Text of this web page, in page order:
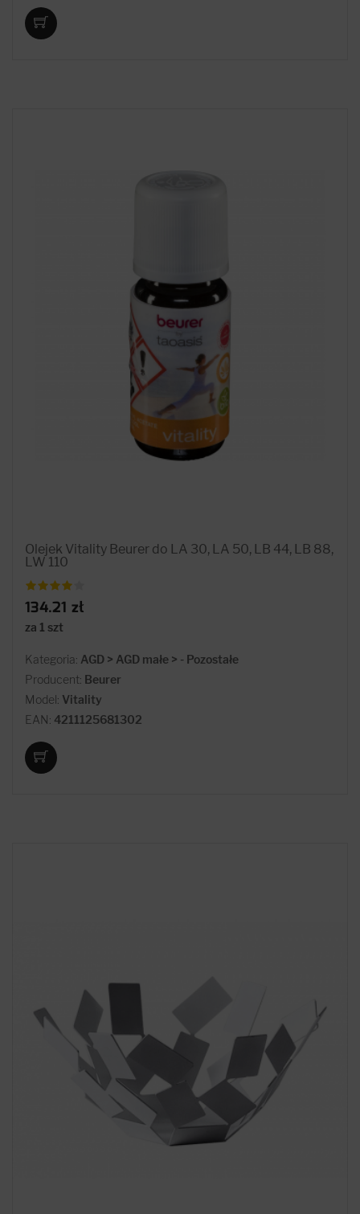
Olejek Vitality Beurer do LA 30, LA 50, LB 44, LB 88,
LW 110
134.21 zł
za 1 szt
Kategoria: AGD > AGD małe > - Pozostałe
Producent: Beurer
Model: Vitality
EAN: 4211125681302